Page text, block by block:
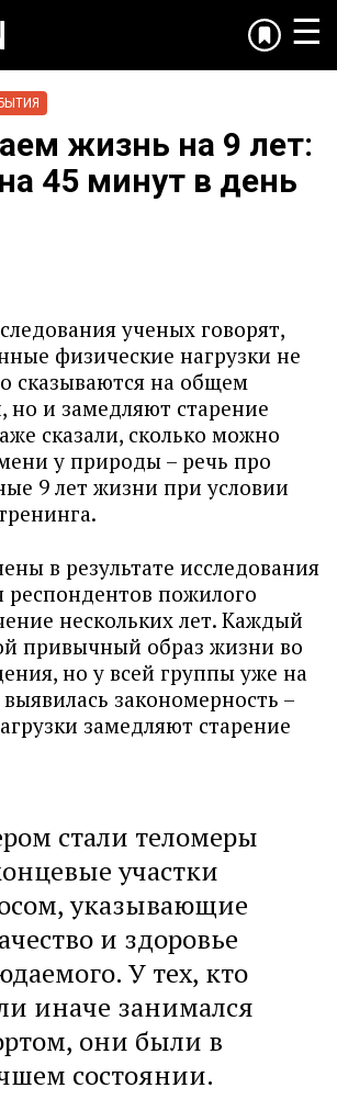
☰
жизнь на 9 лет:
45 минут в день
ученых говорят,
физические нагрузки не
сказываются на общем
но и замедляют старение
сказали, сколько можно
у природы – речь про
9 лет жизни при условии
в результате исследования
респондентов пожилого
нескольких лет. Каждый
привычный образ жизни во
но у всей группы уже на
закономерность –
замедляют старение
стали теломеры
участки
указывающие
и здоровье
У тех, кто
иначе занимался
они были в
состоянии.